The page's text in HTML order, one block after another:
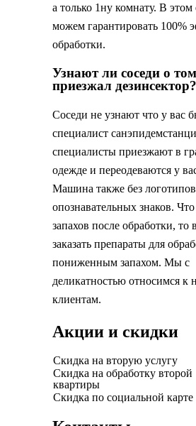
а только 1ну комнату. В
можем гарантировать 100%
обработки.
Узнают ли соседи о
приезжал дезинсектор?
Соседи не узнают что у вас
специалист
специалисты приезжают в
одежде и переодеваются у
Машина также без
опознавательных знаков. Что
запахов после обработки, то
заказать препараты для
пониженным запахом. Мы с
деликатностью относимся к
клиентам.
Акции и скидки
Скидка на вторую услугу
Скидка на обработку второй
квартиры
Скидка по социальной карте